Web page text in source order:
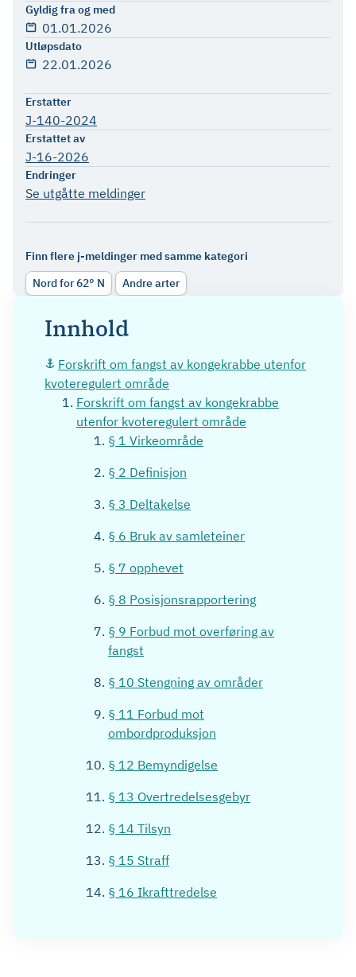
Gyldig fra og med
01.01.2026
Utløpsdato
22.01.2026
Erstatter
J-140-2024
Erstattet av
J-16-2026
Endringer
Se utgåtte meldinger
Finn flere j-meldinger med samme kategori
Nord for 62° N
Andre arter
Innhold
Forskrift om fangst av kongekrabbe utenfor
kvoteregulert område
Forskrift om fangst av kongekrabbe
utenfor kvoteregulert område
§ 1 Virkeområde
§ 2 Definisjon
§ 3 Deltakelse
§ 6 Bruk av samleteiner
§ 7 opphevet
§ 8 Posisjonsrapportering
§ 9 Forbud mot overføring av
fangst
§ 10 Stengning av områder
§ 11 Forbud mot
ombordproduksjon
§ 12 Bemyndigelse
§ 13 Overtredelsesgebyr
§ 14 Tilsyn
§ 15 Straff
§ 16 Ikrafttredelse